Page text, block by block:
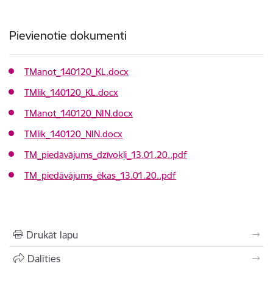
Pievienotie dokumenti
TManot_140120_KL.docx
TMlik_140120_KL.docx
TManot_140120_NIN.docx
TMlik_140120_NIN.docx
TM_piedāvājums_dzīvokļi_13.01.20..pdf
TM_piedāvājums_ēkas_13.01.20..pdf
Drukāt lapu
Dalīties